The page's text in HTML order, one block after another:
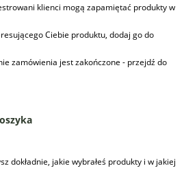
klienci mogą zapamiętać produkty w
Ciebie produktu, dodaj go do
zamówienia jest zakończone - przejdź do
dokładnie, jakie wybrałeś produkty i w jakiej